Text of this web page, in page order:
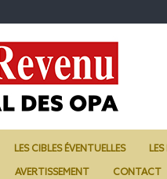
LES CIBLES ÉVENTUELLES
AVERTISSEMENT CONTACT